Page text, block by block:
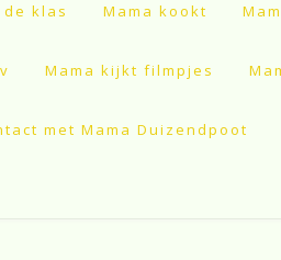
de klas Mama kookt
Mama kijkt filmpjes
met Mama Duizendpoot